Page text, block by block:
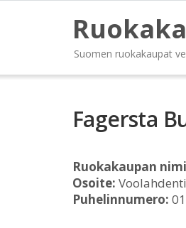
Suomen ruokakaupat
Fagersta
Ruokakaupan
Osoite:
Puhelinnumero: